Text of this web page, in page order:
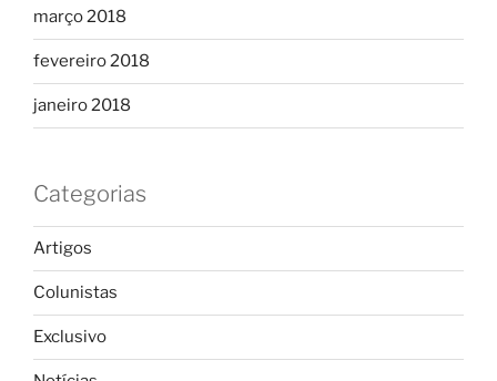
março 2018
fevereiro 2018
janeiro 2018
Categorias
Artigos
Colunistas
Exclusivo